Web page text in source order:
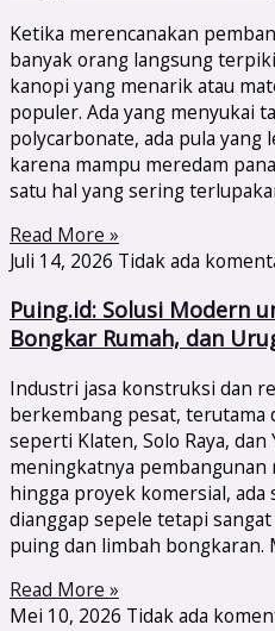
Ketika merencanakan
banyak orang langsung
kanopi yang menarik atau
populer. Ada yang menyukai
polycarbonate, ada pula
karena mampu meredam
satu hal yang sering
Read More »
Juli 14, 2026 Tidak ada
Puing.id: Solusi Modern
Bongkar Rumah, dan
Industri jasa konstruksi dan
berkembang pesat,
seperti Klaten, Solo Raya,
meningkatnya pembangunan
hingga proyek komersial, ada
dianggap sepele tetapi
puing dan limbah bongkaran.
Read More »
Mei 10, 2026 Tidak ada